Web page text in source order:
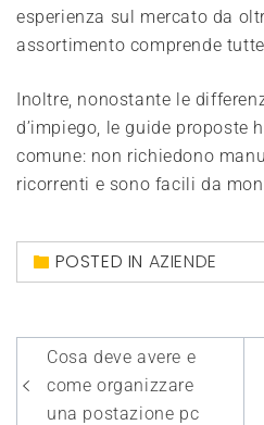
esperienza sul mercato da
assortimento comprende
Inoltre, nonostante le
d’impiego, le guide proposte
comune: non richiedono
ricorrenti e sono facili da
POSTED IN AZIENDE
Navigazione
articoli
Cosa deve avere e
come organizzare
una postazione pc